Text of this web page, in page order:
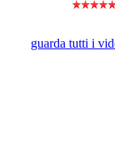
guarda tutti i